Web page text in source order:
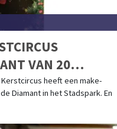
VAN 20
4 JANUARI
Kerstcircus heeft een make-
Diamant in het Stadspark. En